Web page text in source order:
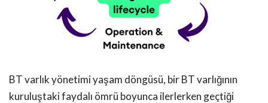
BT varlık yönetimi yaşam döngüsü, bir BT varlığının
kuruluştaki faydalı ömrü boyunca ilerlerken geçtiği